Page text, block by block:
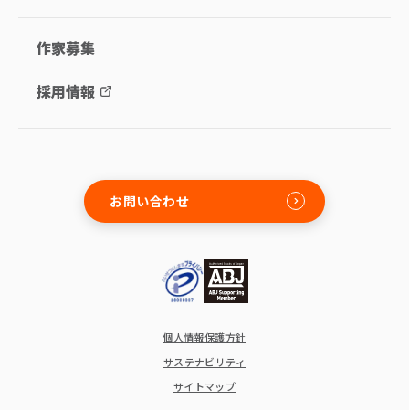
作家募集
採用情報
お問い合わせ
個人情報保護方針
サステナビリティ
サイトマップ